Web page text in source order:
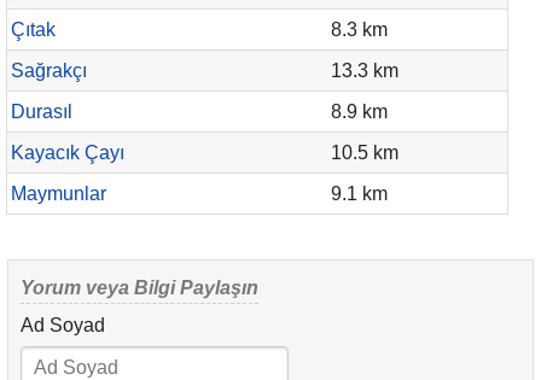
Çıtak
8.3 km
Sağrakçı
13.3 km
Durasıl
8.9 km
Kayacık Çayı
10.5 km
Maymunlar
9.1 km
Yorum veya Bilgi Paylaşın
Ad Soyad